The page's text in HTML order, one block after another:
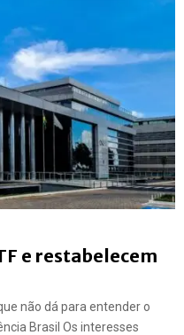
e restabelecem
não dá para entender o
Brasil Os interesses